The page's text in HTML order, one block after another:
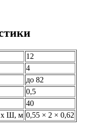
12
4
до 82
0,5
40
х Ш, м 0,55 × 2 × 0,62